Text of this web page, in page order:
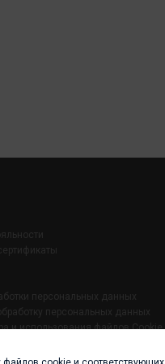
персональных данных
персональных данных
и использования файлов Cookie